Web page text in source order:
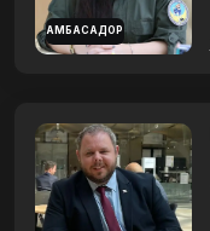
АМБАСАДОР